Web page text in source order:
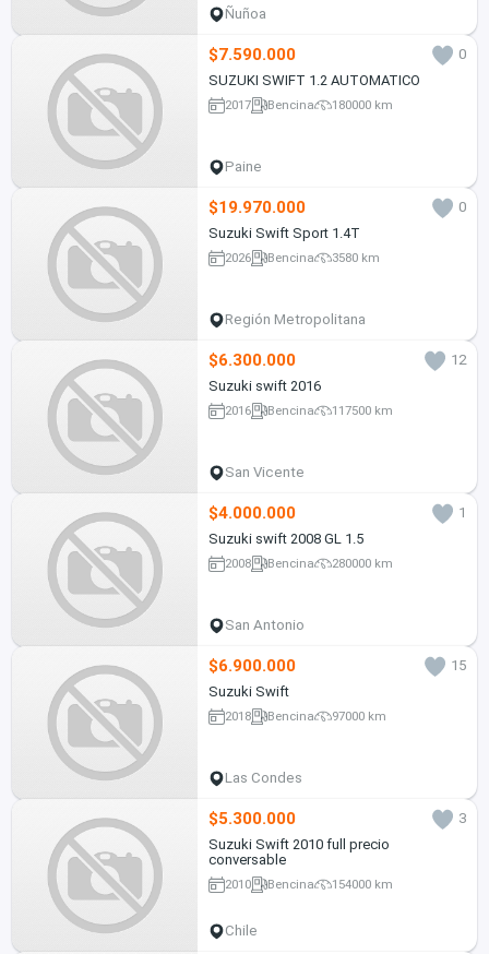
Ñuñoa
$7.590.000
0
SUZUKI SWIFT 1.2 AUTOMATICO
2017 Bencina 180000 km
Paine
$19.970.000
0
Suzuki Swift Sport 1.4T
2026 Bencina 3580 km
Región Metropolitana
$6.300.000
12
Suzuki swift 2016
2016 Bencina 117500 km
San Vicente
$4.000.000
1
Suzuki swift 2008 GL 1.5
2008 Bencina 280000 km
San Antonio
$6.900.000
15
Suzuki Swift
2018 Bencina 97000 km
Las Condes
$5.300.000
3
Suzuki Swift 2010 full precio
conversable
2010 Bencina 154000 km
Chile